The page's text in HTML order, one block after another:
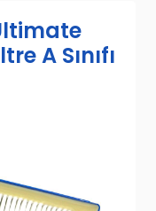
A Sınıfı